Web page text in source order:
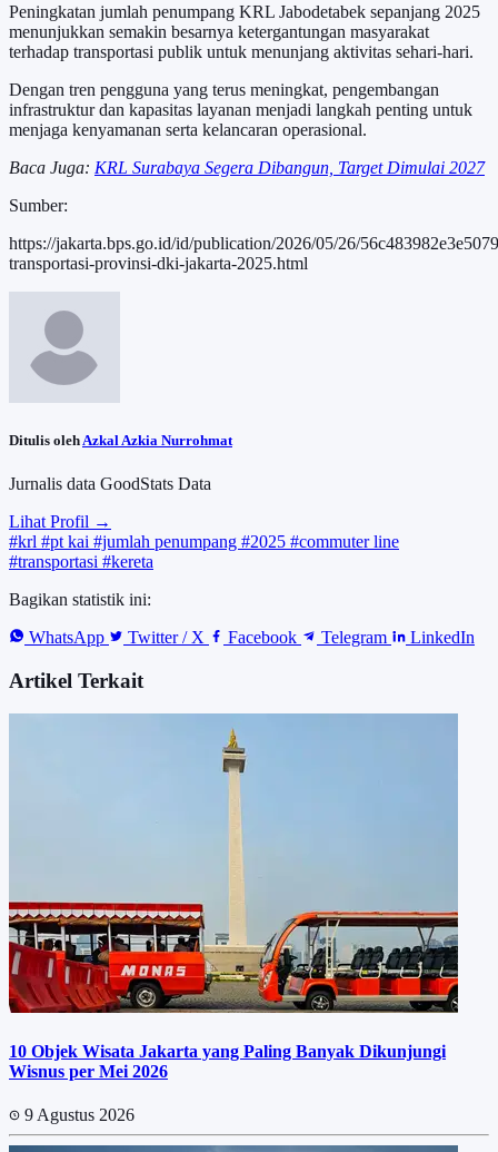
Peningkatan jumlah penumpang KRL Jabodetabek sepanjang 2025
menunjukkan semakin besarnya ketergantungan masyarakat
terhadap transportasi publik untuk menunjang aktivitas sehari-hari.
Dengan tren pengguna yang terus meningkat, pengembangan
infrastruktur dan kapasitas layanan menjadi langkah penting untuk
menjaga kenyamanan serta kelancaran operasional.
Baca Juga: KRL Surabaya Segera Dibangun, Target Dimulai 2027
Sumber:
https://jakarta.bps.go.id/id/publication/2026/05/26/
transportasi-provinsi-dki-jakarta-2025.html
Ditulis oleh Azkal Azkia Nurrohmat
Jurnalis data GoodStats Data
Lihat Profil →
#krl #pt kai #jumlah penumpang #2025 #commuter line
#transportasi #kereta
Bagikan statistik ini:
WhatsApp
Twitter / X Facebook Telegram LinkedIn
Artikel Terkait
10 Objek Wisata Jakarta yang Paling Banyak Dikunjungi
Wisnus per Mei 2026
9 Agustus 2026